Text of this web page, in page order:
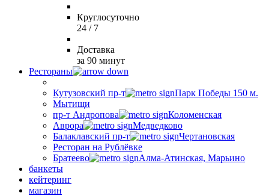
Круглосуточно
24 / 7
Доставка
за 90 минут
Рестораны
Кутузовский пр-т
Парк Победы 150 м.
Мытищи
пр-т Андропова
Коломенская
Аврора
Медведково
Балаклавский пр-т
Чертановская
Ресторан на Рублёвке
Братеево
Алма-Атинская, Марьино
банкеты
кейтеринг
магазин